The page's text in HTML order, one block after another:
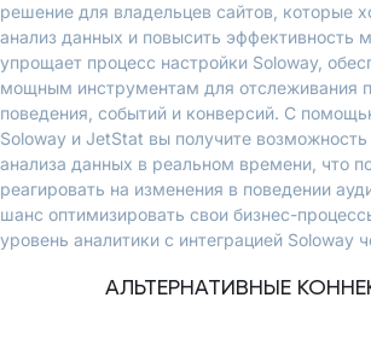
решение для владельцев сайтов, которые
анализ данных и повысить эффективность
упрощает процесс настройки Soloway,
мощным инструментам для отслеживания
поведения, событий и конверсий. С
Soloway и JetStat вы получите возможность
анализа данных в реальном времени, что
реагировать на изменения в поведении
шанс оптимизировать свои бизнес-
уровень аналитики с интеграцией Soloway
АЛЬТЕРНАТИВНЫЕ